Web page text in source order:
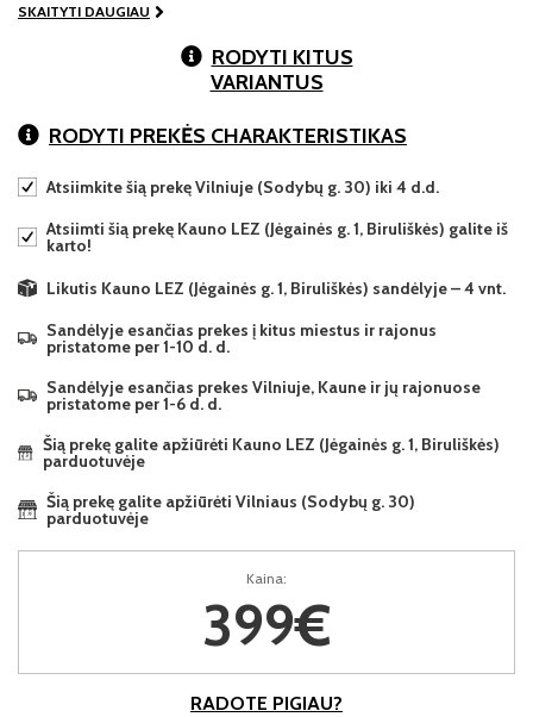
SKAITYTI DAUGIAU
RODYTI KITUS
VARIANTUS
RODYTI PREKĖS CHARAKTERISTIKAS
Atsiimkite šią prekę Vilniuje (Sodybų g. 30) iki 4 d.d.
Atsiimti šią prekę Kauno LEZ (Jėgainės g. 1, Biruliškės) galite iš
karto!
Likutis Kauno LEZ (Jėgainės g. 1, Biruliškės) sandėlyje – 4 vnt.
Sandėlyje esančias prekes į kitus miestus ir rajonus
pristatome per 1-10 d. d.
Sandėlyje esančias prekes Vilniuje, Kaune ir jų rajonuose
pristatome per 1-6 d. d.
Šią prekę galite apžiūrėti Kauno LEZ (Jėgainės g. 1, Biruliškės)
parduotuvėje
Šią prekę galite apžiūrėti Vilniaus (Sodybų g. 30)
parduotuvėje
Kaina:
399€
RADOTE PIGIAU?